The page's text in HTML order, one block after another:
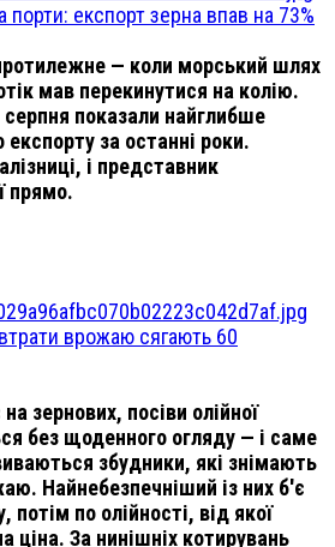
порти: експорт зерна впав на 73%
— коли морський шлях
мав перекинутися на колію.
показали найглибше
експорту за останні роки.
і представник
прямо.
врожаю сягають 60
зернових, посіви олійної
без щоденного огляду — і саме
збудники, які знімають
Найнебезпечніший із них б'є
потім по олійності, від якої
ціна. За нинішніх котирувань